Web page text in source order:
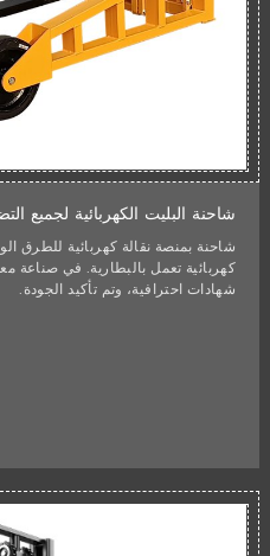
شاحنة البليت الكهربائية لجميع
كهربائية تعمل بالبطارية. في صناعة
شهادات احترافية، وتم تأكيد الجودة.